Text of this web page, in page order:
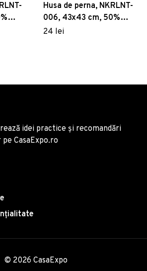
Husa de perna, NKRLNT-
006, 43x43 cm, 50%
bumbac / 50% poliester,
24 lei
idei practice și recomandări
CasaExpo.ro
© 2026 CasaExpo